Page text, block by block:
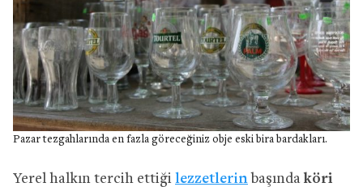
Pazar tezgahlarında en fazla göreceğiniz obje eski bira bardakları.
Yerel halkın tercih ettiği lezzetlerin başında köri